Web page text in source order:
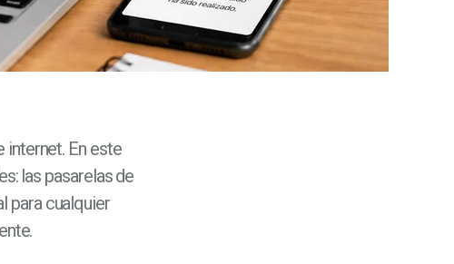
internet. En este
las pasarelas de
para cualquier